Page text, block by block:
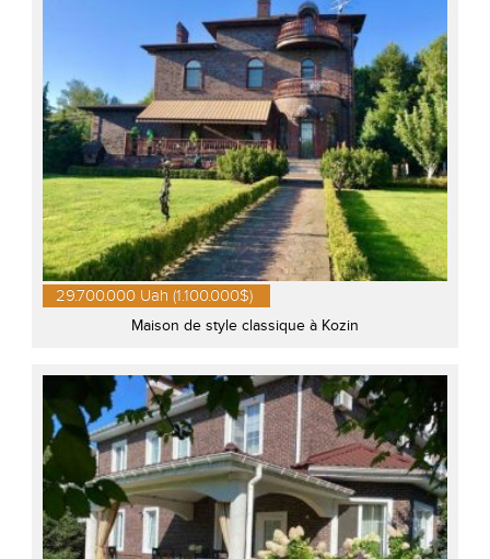
29.700.000 Uah (1.100.000$)
Maison de style classique à Kozin